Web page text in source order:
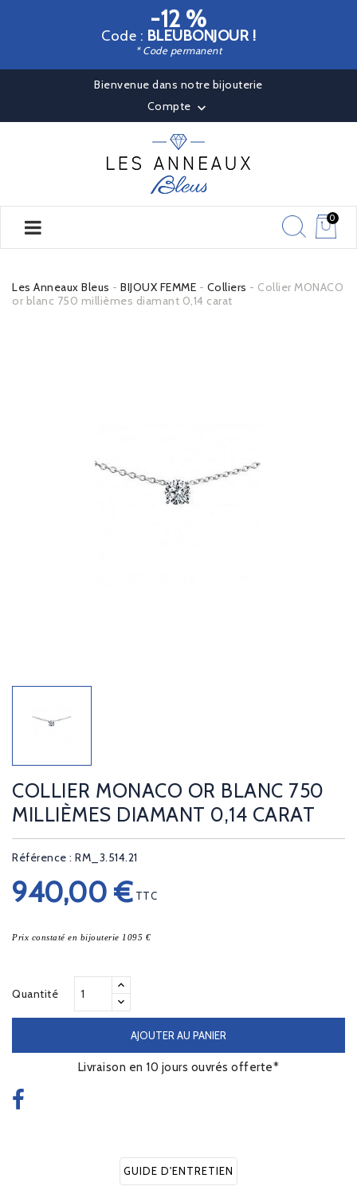
-12 %
Code : BLEUBONJOUR !
* Code permanent
Bienvenue dans notre bijouterie
Compte 
0
Les Anneaux Bleus BIJOUX FEMME Colliers
Collier MONACO
or blanc 750 millièmes diamant 0,14 carat
COLLIER MONACO OR BLANC 750
MILLIÈMES DIAMANT 0,14 CARAT
Référence : RM_3.514.21
940,00 € TTC
Prix constaté en bijouterie 1095 €
Quantité
AJOUTER AU PANIER
Livraison en 10 jours ouvrés offerte*
GUIDE D'ENTRETIEN